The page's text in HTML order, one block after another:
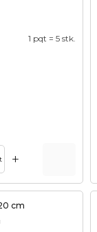
1 pqt = 5 stk.
+
cm